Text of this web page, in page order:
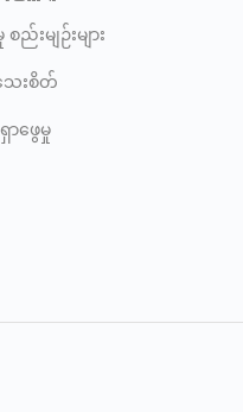
ည်းမျဉ်းများ
ေးစိတ်
ာဖွေမှု